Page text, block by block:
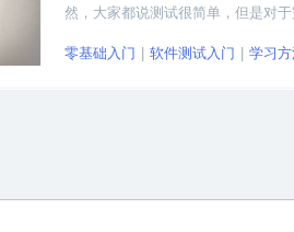
然，大家都说测试很简单，但是对
零基础入门
软件测试入门 学习